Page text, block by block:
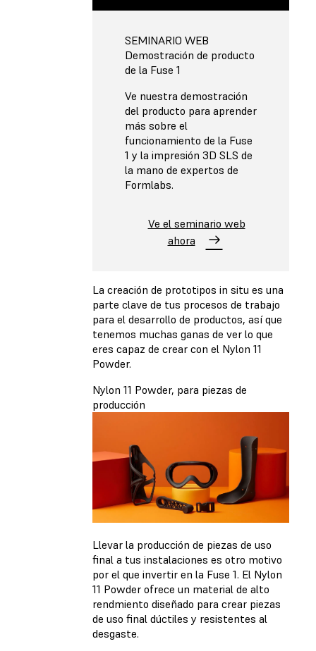
SEMINARIO WEB
Demostración de producto
de la Fuse 1
Ve nuestra demostración
del producto para aprender
más sobre el
funcionamiento de la Fuse
1 y la impresión 3D SLS de
la mano de expertos de
Formlabs.
Ve el seminario web
ahora
La creación de prototipos in situ es una
parte clave de tus procesos de trabajo
para el desarrollo de productos, así que
tenemos muchas ganas de ver lo que
eres capaz de crear con el Nylon 11
Powder.
Nylon 11 Powder, para piezas de
producción
Llevar la producción de piezas de uso
final a tus instalaciones es otro motivo
por el que invertir en la Fuse 1. El Nylon
11 Powder ofrece un material de alto
rendmiento diseñado para crear piezas
de uso final dúctiles y resistentes al
desgaste.